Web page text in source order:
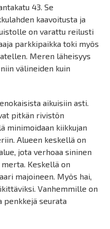
43. Se
kaavoitusta ja
on varattu reilusti
parkkipaikka toki myös
Meren läheisyys
välineiden kuin
aikuisiin asti.
pitkän rivistön
minimoidaan kiikkujan
Alueen keskellä on
jota verhoaa sininen
Keskellä on
majoineen. Myös hai,
Vanhemmille on
penkkejä seurata